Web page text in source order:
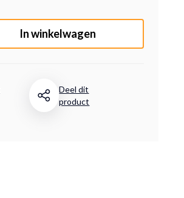
In winkelwagen
Deel dit
product